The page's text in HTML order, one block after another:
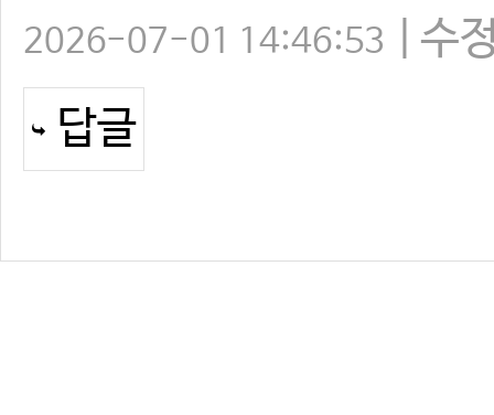
2026-07-01 14:46:53
수
답글